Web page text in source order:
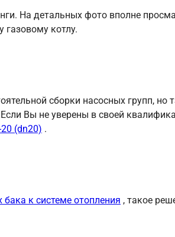
На детальных фото вполне
газовому котлу.
сборки насосных групп, но
Вы не уверены в своей
20 (dn20) .
к системе отопления , такое